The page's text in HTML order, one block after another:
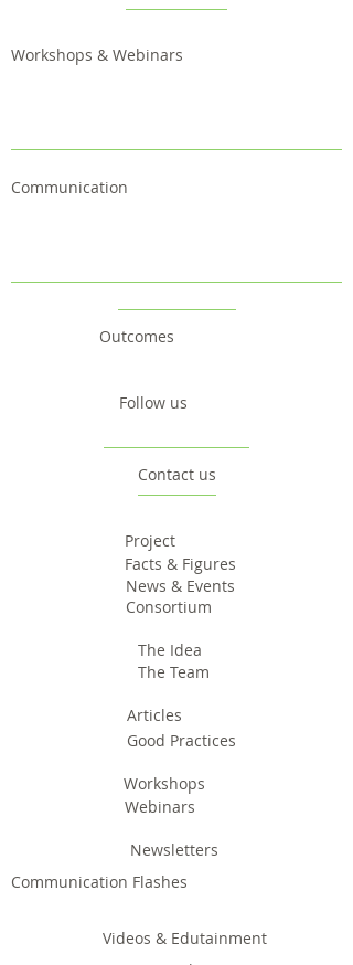
Articles
Good Practices
Workshops
Webinars
Workshops & Webinars
Outcomes
Contact us
Communication
Follow us
Newsletters
Communication Flashes
Videos & Edutainment
The Idea
The Team
Project
Facts & Figures
Consortium
News & Events